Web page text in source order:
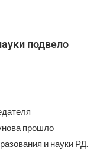
подвело
прошло
и науки РД.